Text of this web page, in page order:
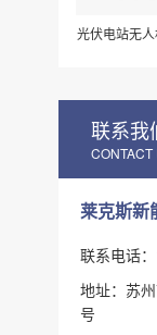
光伏电站无
联系我
CONTACT
莱克斯新
联系电话
地址：苏
号